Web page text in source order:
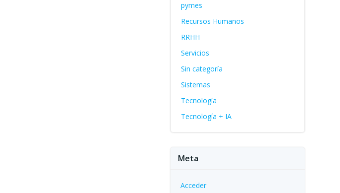
pymes
Recursos Humanos
RRHH
Servicios
Sin categoría
Sistemas
Tecnología
Tecnología + IA
Meta
Acceder